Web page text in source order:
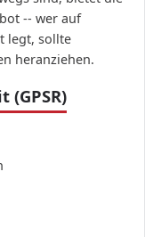
-- wer auf
legt, sollte
heranziehen.